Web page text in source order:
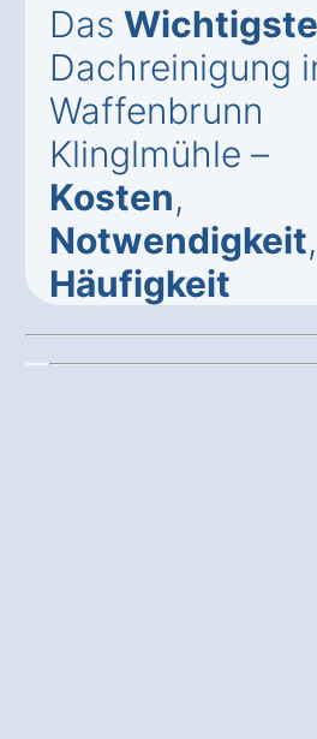
Das Wichtigste
Dachreinigung
Waffenbrunn
Klinglmühle –
Kosten,
Notwendigkeit,
Häufigkeit